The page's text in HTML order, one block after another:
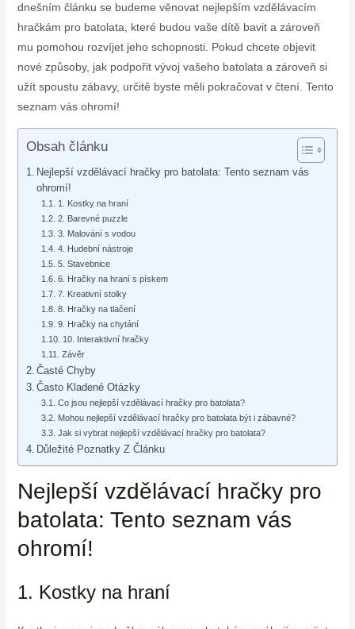
dnešním článku se budeme věnovat nejlepším vzdělávacím
hračkám pro batolata, které budou vaše dítě bavit a zároveň
mu pomohou rozvíjet jeho schopnosti. Pokud chcete objevit
nové způsoby, jak podpořit vývoj vašeho batolata a zároveň si
užít spoustu zábavy, určitě byste měli pokračovat v čtení. Tento
seznam vás ohromí!
Obsah článku
Nejlepší vzdělávací hračky pro batolata: Tento seznam vás
ohromí!
1. Kostky na hraní
2. Barevné puzzle
3. Malování s vodou
4. Hudební nástroje
5. Stavebnice
6. Hračky na hraní s pískem
7. Kreativní stolky
8. Hračky na tlačení
9. Hračky na chytání
10. Interaktivní hračky
Závěr
Časté Chyby
Často Kladené Otázky
Co jsou nejlepší vzdělávací hračky pro batolata?
Mohou nejlepší vzdělávací hračky pro batolata být i zábavné?
Jak si vybrat nejlepší vzdělávací hračky pro batolata?
Důležité Poznatky Z Článku
Nejlepší vzdělávací hračky pro
batolata: Tento seznam vás
ohromí!
1. Kostky na hraní